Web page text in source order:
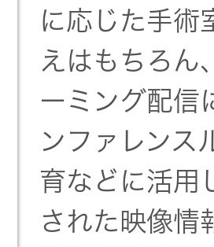
に応じた手術
えはもちろん
ーミング配信
ンファレンス
育などに活用
された映像情